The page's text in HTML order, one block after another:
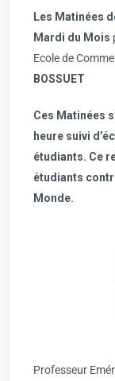
Les Matinées
Mardi du Mois
Ecole de
BOSSUET
Ces Matinées
heure suivi
étudiants. Ce
étudiants
Monde.
Professeur